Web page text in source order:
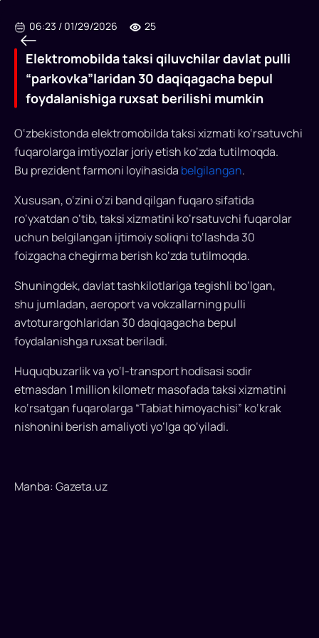
Elektromobilda
taksi
qiluvchilar
davlat
pulli
“parkovka”laridan
30
daqiqagacha
bepul
foydalanishiga
ruxsat
berilishi
O‘zbekistonda
06:23 / 01/29/2026 25
Elektromobilda taksi qiluvchilar davlat pulli
“parkovka”laridan 30 daqiqagacha bepul
foydalanishiga ruxsat berilishi mumkin
O‘zbekistonda elektromobilda taksi xizmati ko‘rsatuvchi
fuqarolarga imtiyozlar joriy etish ko‘zda tutilmoqda.
Bu prezident farmoni loyihasida belgilangan.
Xususan, o‘zini o‘zi band qilgan fuqaro sifatida
ro‘yxatdan o‘tib, taksi xizmatini ko‘rsatuvchi fuqarolar
uchun belgilangan ijtimoiy soliqni to‘lashda 30
foizgacha chegirma berish ko‘zda tutilmoqda.
Shuningdek, davlat tashkilotlariga tegishli bo‘lgan,
shu jumladan, aeroport va vokzallarning pulli
avtoturargohlaridan 30 daqiqagacha bepul
foydalanishga ruxsat beriladi.
Huquqbuzarlik va yo‘l-transport hodisasi sodir
etmasdan 1 million kilometr masofada taksi xizmatini
ko‘rsatgan fuqarolarga “Tabiat himoyachisi” ko‘krak
nishonini berish amaliyoti yo‘lga qo‘yiladi.
Manba: Gazeta.uz